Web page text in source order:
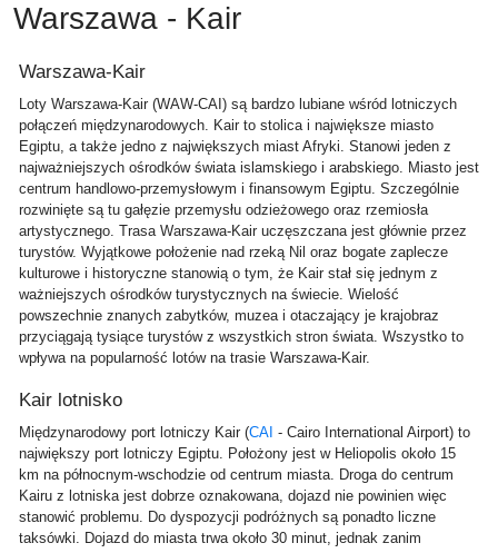
Warszawa - Kair
Warszawa-Kair
Loty Warszawa-Kair (WAW-CAI) są bardzo lubiane wśród lotniczych
połączeń międzynarodowych. Kair to stolica i największe miasto
Egiptu, a także jedno z największych miast Afryki. Stanowi jeden z
najważniejszych ośrodków świata islamskiego i arabskiego. Miasto jest
centrum handlowo-przemysłowym i finansowym Egiptu. Szczególnie
rozwinięte są tu gałęzie przemysłu odzieżowego oraz rzemiosła
artystycznego. Trasa Warszawa-Kair uczęszczana jest głównie przez
turystów. Wyjątkowe położenie nad rzeką Nil oraz bogate zaplecze
kulturowe i historyczne stanowią o tym, że Kair stał się jednym z
ważniejszych ośrodków turystycznych na świecie. Wielość
powszechnie znanych zabytków, muzea i otaczający je krajobraz
przyciągają tysiące turystów z wszystkich stron świata. Wszystko to
wpływa na popularność lotów na trasie Warszawa-Kair.
Kair lotnisko
Międzynarodowy port lotniczy Kair (CAI - Cairo International Airport) to
największy port lotniczy Egiptu. Położony jest w Heliopolis około 15
km na północnym-wschodzie od centrum miasta. Droga do centrum
Kairu z lotniska jest dobrze oznakowana, dojazd nie powinien więc
stanowić problemu. Do dyspozycji podróżnych są ponadto liczne
taksówki. Dojazd do miasta trwa około 30 minut, jednak zanim